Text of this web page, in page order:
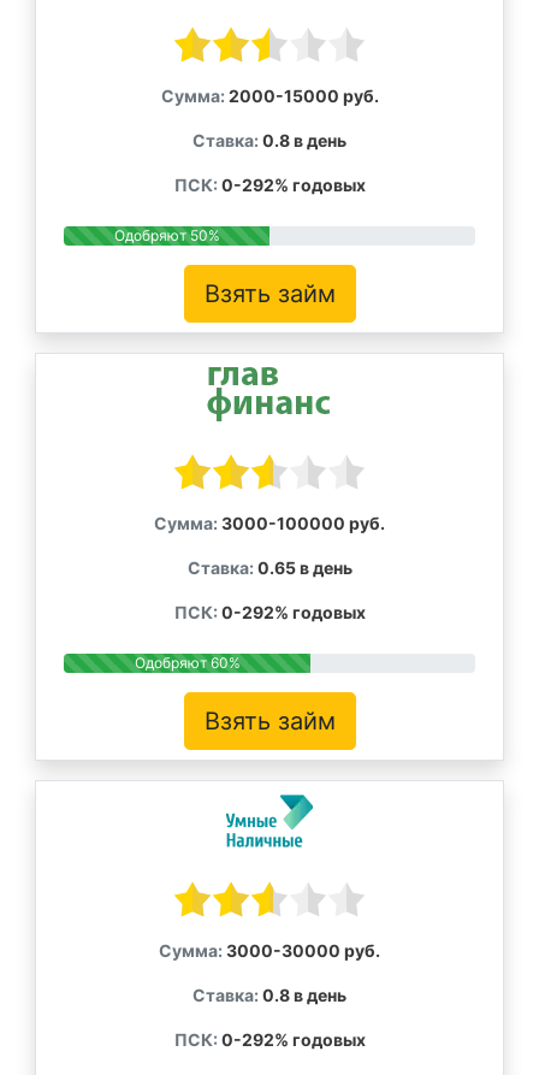
Сумма: 2000-15000 руб.
Ставка: 0.8 в день
ПСК: 0-292% годовых
Одобряют 50%
Взять займ
Сумма: 3000-100000 руб.
Ставка: 0.65 в день
ПСК: 0-292% годовых
Одобряют 60%
Взять займ
Сумма: 3000-30000 руб.
Ставка: 0.8 в день
ПСК: 0-292% годовых